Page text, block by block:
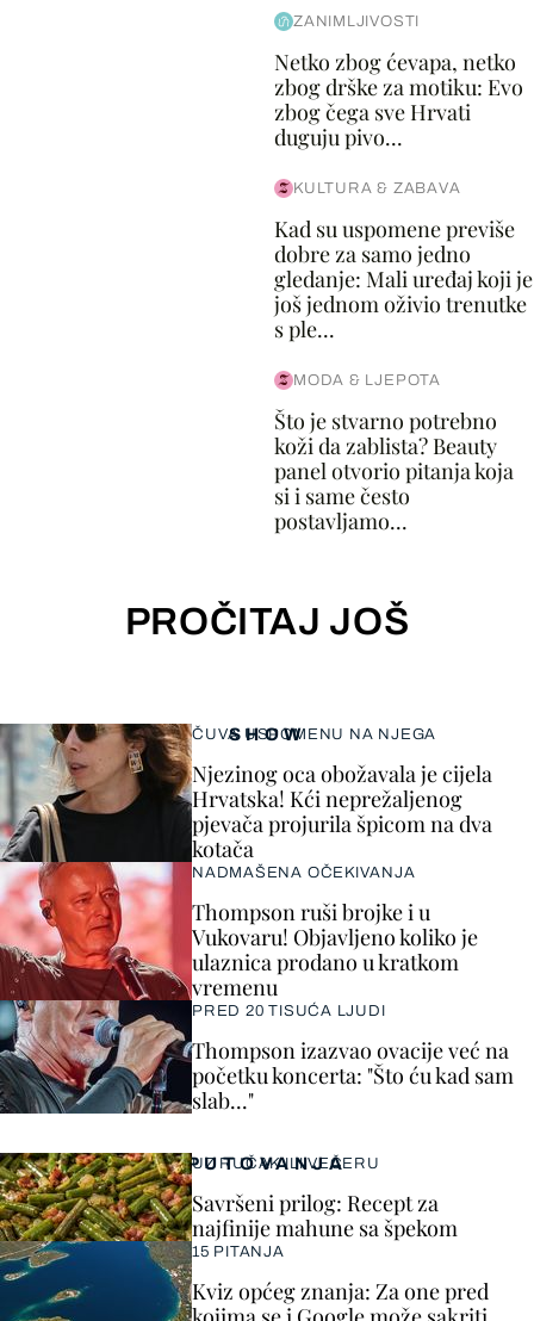
ZANIMLJIVOSTI
Netko zbog ćevapa, netko
zbog drške za motiku: Evo
zbog čega sve Hrvati
duguju pivo...
KULTURA & ZABAVA
Kad su uspomene previše
dobre za samo jedno
gledanje: Mali uređaj koji je
još jednom oživio trenutke
s ple...
MODA & LJEPOTA
Što je stvarno potrebno
koži da zablista? Beauty
panel otvorio pitanja koja
si i same često
postavljamo...
PROČITAJ JOŠ
SHOW
ČUVA USPOMENU NA NJEGA
Njezinog oca obožavala je cijela
Hrvatska! Kći neprežaljenog
pjevača projurila špicom na dva
kotača
NADMAŠENA OČEKIVANJA
Thompson ruši brojke i u
Vukovaru! Objavljeno koliko je
ulaznica prodano u kratkom
vremenu
PRED 20 TISUĆA LJUDI
Thompson izazvao ovacije već na
početku koncerta: "Što ću kad sam
slab..."
PUTOVANJA
UZ RUČAK ILI VEČERU
Savršeni prilog: Recept za
najfinije mahune sa špekom
15 PITANJA
Kviz općeg znanja: Za one pred